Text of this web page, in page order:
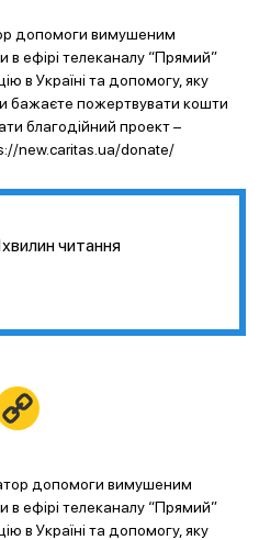
допомоги вимушеним
в ефірі телеканалу “Прямий”
в Україні та допомогу, яку
бажаєте пожертвувати кошти
благодійний проект –
new.caritas.ua/donate/
хвилин читання
допомоги вимушеним
в ефірі телеканалу “Прямий”
в Україні та допомогу, яку